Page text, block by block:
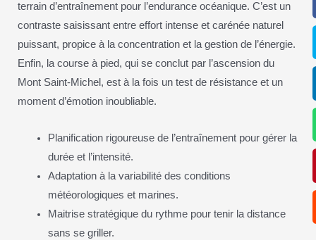
terrain d’entraînement pour l’endurance océanique. C’est un
contraste saisissant entre effort intense et carénée naturel
puissant, propice à la concentration et la gestion de l’énergie.
Enfin, la course à pied, qui se conclut par l’ascension du
Mont Saint-Michel, est à la fois un test de résistance et un
moment d’émotion inoubliable.
Planification rigoureuse de l’entraînement pour gérer la
durée et l’intensité.
Adaptation à la variabilité des conditions
météorologiques et marines.
Maitrise stratégique du rythme pour tenir la distance
sans se griller.